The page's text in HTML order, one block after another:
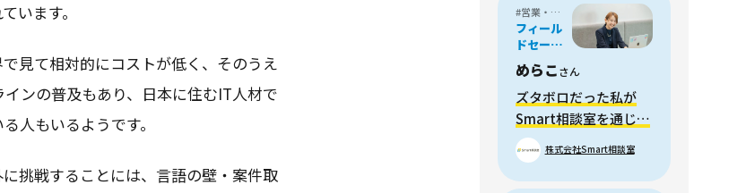
います。
見て相対的にコストが低く、そのうえ
ンの普及もあり、日本に住むIT人材で
人もいるようです。
挑戦することには、言語の壁・案件取
#営業・フィールドセールス
フィール
ドセール
ス
めらこさん
ズタボロだった私が
Smart相談室を通じて
作りたい社会
株式会社Smart相談室